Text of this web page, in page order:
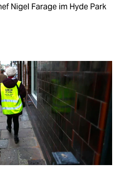
Nigel Farage im Hyde Park